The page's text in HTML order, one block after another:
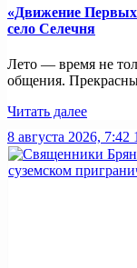
«Движение
село Селечня
Лето — время не
общения.
Читать далее
8 августа 2026, 7:42